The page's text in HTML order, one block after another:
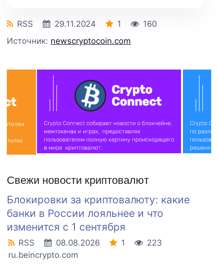
RSS 29.11.2024 1
160
Источник: newscryptocoin.com
Свежи новости криптовалют
Блокировки за криптовалюту: какие
банки в России лояльнее и что
изменится с 1 сентября
RSS 08.08.2026 1
223
ru.beincrypto.com